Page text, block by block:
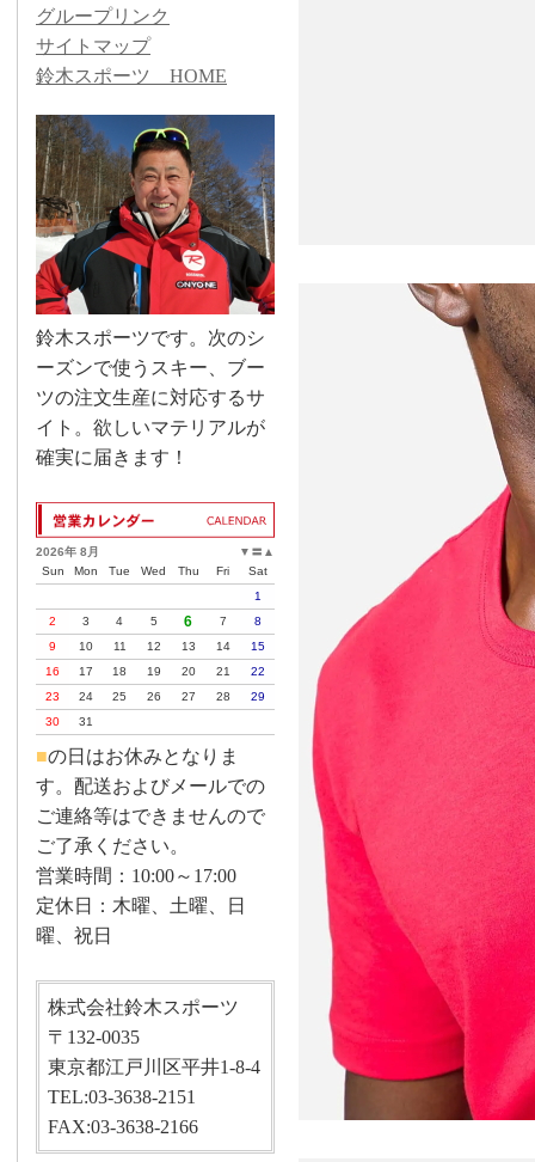
グループリンク
サイトマップ
鈴木スポーツ HOME
鈴木スポーツです。次のシ
ーズンで使うスキー、ブー
ツの注文生産に対応するサ
イト。欲しいマテリアルが
確実に届きます！
▲
〓
▼
2026年 8月
Sun
Mon Tue Wed Thu Fri
Sat
1
2
3 4 5 6 7
8
9
10 11 12 13 14
15
16
17 18 19 20 21
22
23
24 25 26 27 28
29
30
31
■の日はお休みとなりま
す。配送およびメールでの
ご連絡等はできませんので
ご了承ください。
営業時間：10:00～17:00
定休日：木曜、土曜、日
曜、祝日
株式会社鈴木スポーツ
〒132-0035
東京都江戸川区平井1-8-4
TEL:03-3638-2151
FAX:03-3638-2166